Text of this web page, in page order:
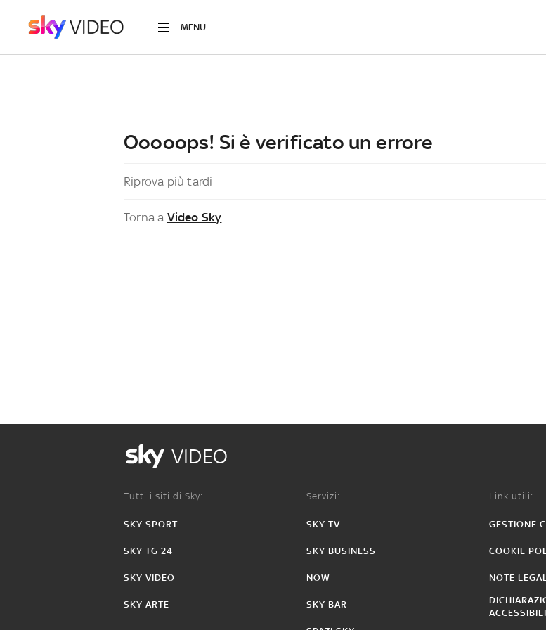
MENU
Ooooops! Si è verificato un errore
Riprova più tardi
Torna a Video Sky
VIDEO
Tutti i siti di Sky:
SKY SPORT
SKY TG 24
SKY VIDEO
SKY ARTE
Servizi:
SKY TV
SKY BUSINESS
NOW
SKY BAR
Link utili:
GESTIONE
COOKIE
NOTE